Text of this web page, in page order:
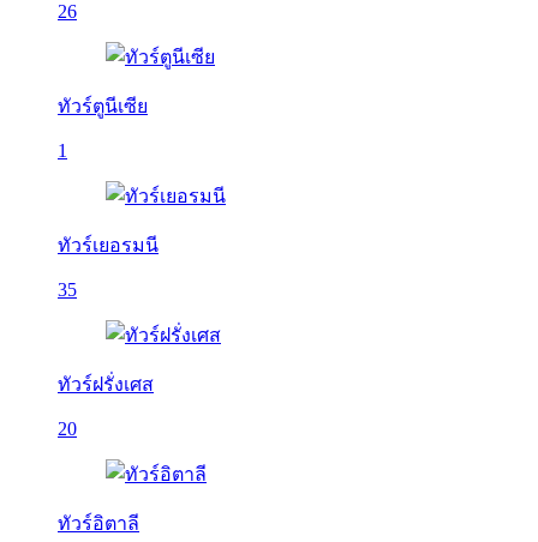
26
ทัวร์ตูนีเซีย
1
ทัวร์เยอรมนี
35
ทัวร์ฝรั่งเศส
20
ทัวร์อิตาลี